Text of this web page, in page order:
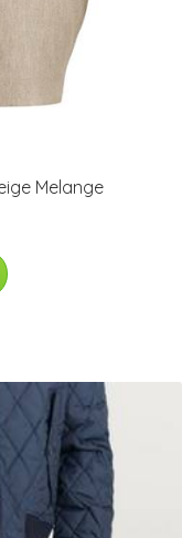
Melange